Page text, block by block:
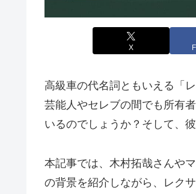
X
高級車の代名詞ともいえる「
芸能人やセレブの間でも所有
いるのでしょうか？そして、
本記事では、木村拓哉さんや
の背景を紹介しながら、レク